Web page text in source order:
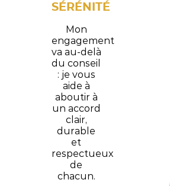
SÉRÉNITÉ
Mon
engagement
va au-delà
du conseil
: je vous
aide à
aboutir à
un accord
clair,
durable
et
respectueux
de
chacun.